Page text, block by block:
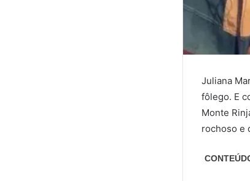
Juliana
fôlego. E
Monte
rochoso e